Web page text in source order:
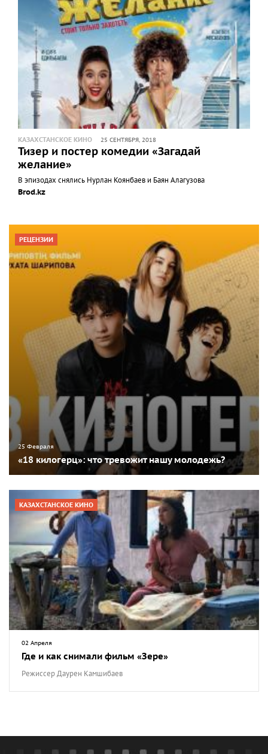
КАЗАХСТАНСКОЕ КИНО 25 СЕНТЯБРЯ, 2018
Тизер и постер комедии «Загадай
желание»
В эпизодах снялись Нурлан Коянбаев и Баян Алагузова
Brod.kz
РЕЦЕНЗИИ
25 Февраля
«18 килогерц»: что тревожит нашу молодежь?
КАЗАХСТАНСКОЕ КИНО
02 Апреля
Где и как снимали фильм «Зере»
Режиссер Даурен Камшибаев